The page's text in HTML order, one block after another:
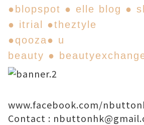
● blopspot ● elle blog ●
● itrial ●theztyle
●qooza● u
beauty ●
www.facebook.com/
Contact :